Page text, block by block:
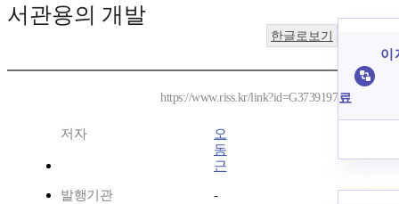
서관용의 개발
한글로보기
https://www.riss.kr/link?id=G3739197
저자
오
동
근
발행기관 -
이
료